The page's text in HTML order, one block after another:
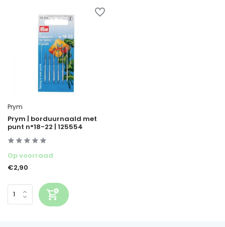
Prym
Prym | borduurnaald met
punt n°18-22 | 125554
Op voorraad
€2,90